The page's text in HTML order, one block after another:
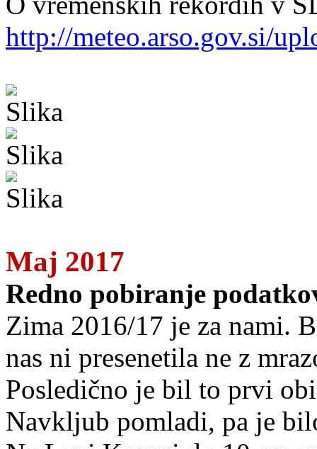
http://meteo.arso.gov.si/
Maj 2017
Redno pobiranje
Zima 2016/17 je za nami.
nas ni presenetila ne z
Posledično je bil to prvi
Navkljub pomladi, pa je